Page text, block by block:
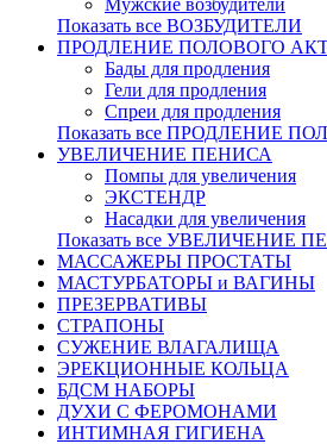
Мужские возбудители
Показать все ВОЗБУДИТЕЛИ
ПРОДЛЕНИЕ ПОЛОВОГО
Бады для продления
Гели для продления
Спреи для продления
Показать все ПРОДЛЕНИЕ
УВЕЛИЧЕНИЕ ПЕНИСА
Помпы для увеличения
ЭКСТЕНДР
Насадки для увеличения
Показать все УВЕЛИЧЕНИЕ
МАССАЖЕРЫ ПРОСТАТЫ
МАСТУРБАТОРЫ и ВАГИНЫ
ПРЕЗЕРВАТИВЫ
СТРАПОНЫ
СУЖЕНИЕ ВЛАГАЛИЩА
ЭРЕКЦИОННЫЕ КОЛЬЦА
БДСМ НАБОРЫ
ДУХИ С ФЕРОМОНАМИ
ИНТИМНАЯ ГИГИЕНА